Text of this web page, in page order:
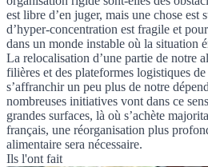
est libre d’en juger, mais une chose est
d’hyper-concentration est fragile et
dans un monde instable où la situation
La relocalisation d’une partie de notre
filières et des plateformes logistiques
s’affranchir un peu plus de notre
nombreuses initiatives vont dans ce
grandes surfaces, là où s’achète
français, une réorganisation plus
alimentaire sera nécessaire.
Ils l'ont fait